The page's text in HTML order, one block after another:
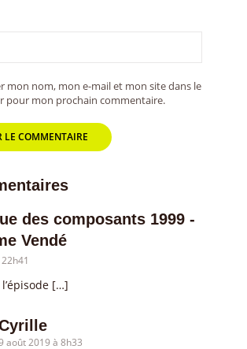
mon nom, mon e-mail et mon site dans le
pour mon prochain commentaire.
des composants 1999 -
Vendé
[…]
août 2019 à 8h33